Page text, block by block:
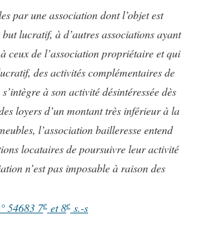
par une association dont l’objet est
lucratif, à d’autres associations ayant
ceux de l’association propriétaire et qui
des activités complémentaires de
à son activité désintéressée dès
loyers d’un montant très inférieur à la
l’association bailleresse entend
locataires de poursuivre leur activité
n’est pas imposable à raison des
54683 7e et 8e s.-s